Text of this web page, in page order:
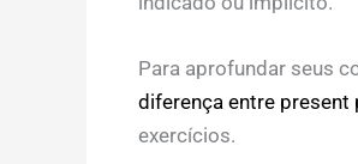
Para aprofundar seus
diferença entre
exercícios.